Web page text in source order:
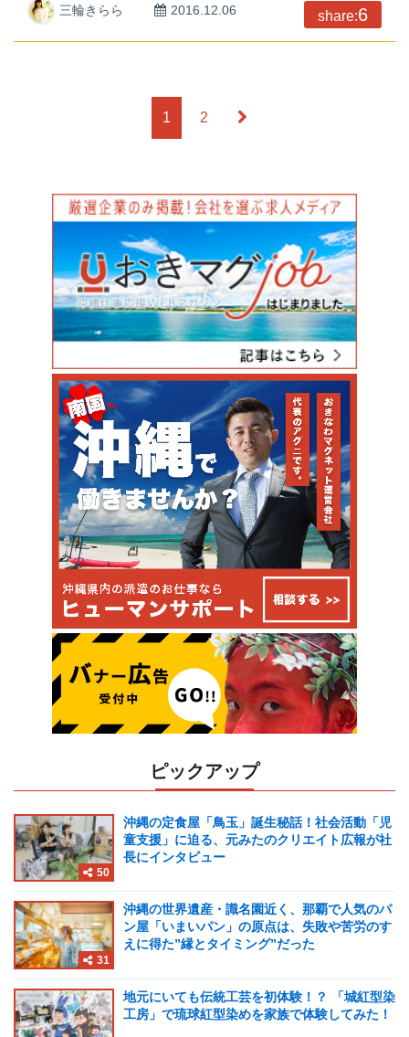
三輪きらら 2016.12.06 share:6
1 2
ピックアップ
50
沖縄の定食屋「鳥玉」誕生秘話！社会活動「児
童支援」に迫る、元みたのクリエイト広報が社
長にインタビュー
31
沖縄の世界遺産・識名園近く、那覇で人気のパ
ン屋「いまいパン」の原点は、失敗や苦労のす
えに得た”縁とタイミング”だった
地元にいても伝統工芸を初体験！？ 「城紅型染
工房」で琉球紅型染めを家族で体験してみた！